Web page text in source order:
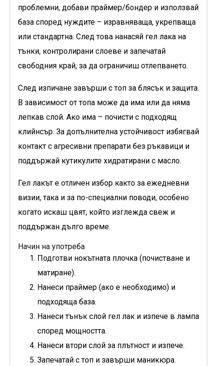
проблемни, добави праймер/бондер и използвай
база според нуждите – изравняваща, укрепваща
или стандартна. След това нанасяй гел лака на
тънки, контролирани слоеве и запечатай
свободния край, за да ограничиш отлепването.
След изпичане завърши с топ за блясък и защита.
В зависимост от топа може да има или да няма
лепкав слой. Ако има – почисти с подходящ
клийнсър. За допълнителна устойчивост избягвай
контакт с агресивни препарати без ръкавици и
поддържай кутикулите хидратирани с масло.
Гел лакът е отличен избор както за ежедневни
визии, така и за по-специални поводи, особено
когато искаш цвят, който изглежда свеж и
поддържан дълго време.
Начин на употреба
Подготви нокътната плочка (почистване и
матиране).
Нанеси праймер (ако е необходимо) и
подходяща база.
Нанеси тънък слой гел лак и изпече в лампа
според мощността.
Нанеси втори слой за плътност и изпече.
Запечатай с топ и завърши маникюра.